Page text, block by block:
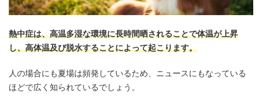
熱中症は、高温多湿な環境に長時間晒されることで体温が上昇
し、高体温及び脱水することによって起こります。
人の場合にも夏場は頻発しているため、ニュースにもなっている
ほどで広く知られているでしょう。